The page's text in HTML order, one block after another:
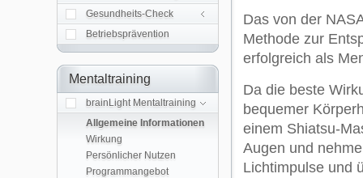
Das von der
Methode zur
erfolgreich als
Da die beste
bequemer
einem Shiatsu-
Augen und
Lichtimpulse und
Gesundheits-Check
Analysen und Messungen
Betriebsprävention
Mentaltraining
brainLight Mentaltraining
Allgemeine Informationen
Wirkung
Persönlicher Nutzen
Programmangebot